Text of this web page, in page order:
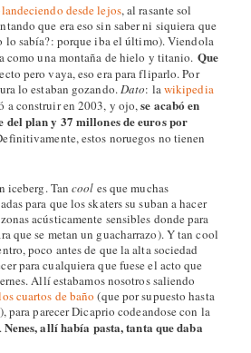
desde lejos, al rasante sol
que era eso sin saber ni siquiera que
lo sabía?: porque iba el último). Viendola
como una montaña de hielo y titanio. Que
pero vaya, eso era para fliparlo. Por
lo estaban gozando.Dato: lawikipedia
a construir en 2003, y ojo,se acabó en
del plan y 37 millones de euros por
estos noruegos no tienen
iceberg. Tancool es que muchas
para que los skaters su suban a hacer
acústicamente sensibles donde para
que se metan un guacharrazo). Y tan cool
poco antes de que la alta sociedad
para cualquiera que fuese el acto que
Allí estabamos nosotros saliendo
cuartos de baño (que por supuesto hasta
), para parecer Dicaprio codeandose con la
Nenes, allí había pasta, tanta que daba